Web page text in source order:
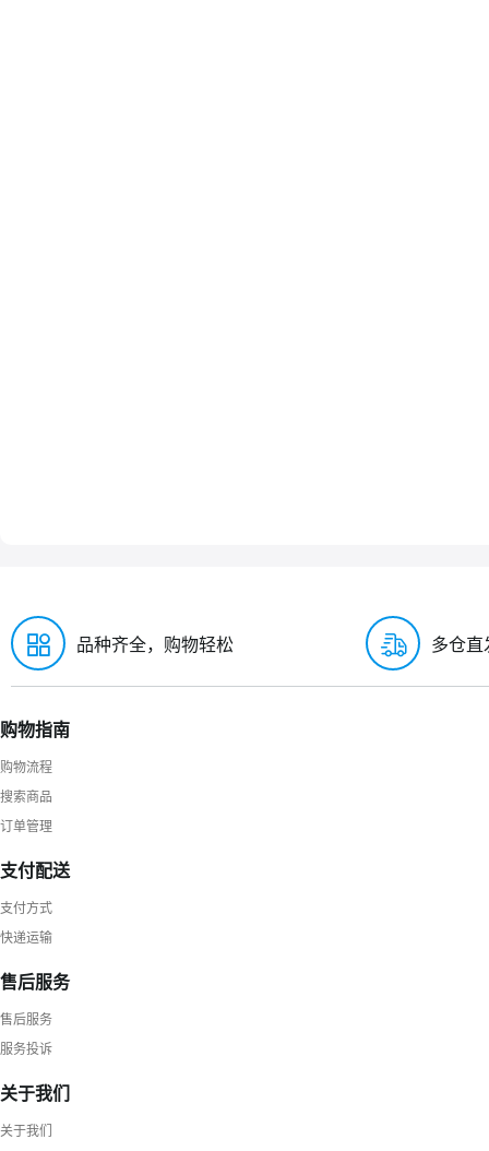
品种齐全，购物轻松 多仓直
购物指南
购物流程
搜索商品
订单管理
支付配送
支付方式
快递运输
售后服务
售后服务
服务投诉
关于我们
关于我们